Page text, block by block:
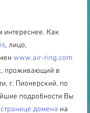
интереснее. Как
, лицо,
www.air-ring.com
проживающий в
г. Пионерский, по
подробности Вы
странице домена на